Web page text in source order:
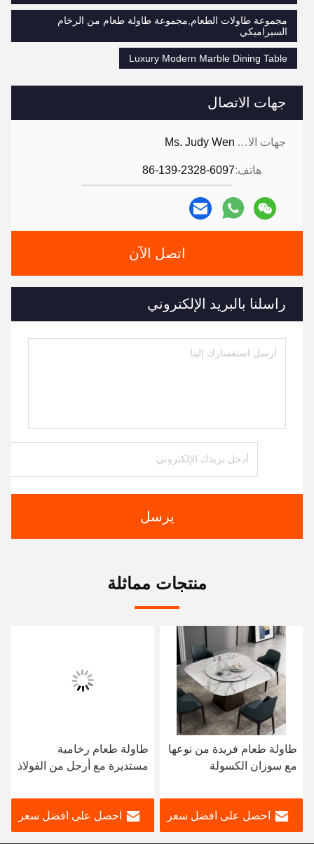
جهات الاتصال
جهات الاتصال: Ms. Judy Wen
هاتف:86-139-2328-6097
اتصل الآن
راسلنا بالبريد الإلكتروني
يرسل
مجموعة طاولات الطعام,مجموعة طاولة طعام من الرخام
السيراميكي
Luxury Modern Marble Dining Table
منتجات مماثلة
طاولة طعام فريدة من نوعها
مع سوزان الكسولة
احصل على افضل سعر
طاولة طعام رخامية
مستديرة مع أرجل من الفولاذ
طاولة طعام رخامية وكرسي
احصل على افضل سعر